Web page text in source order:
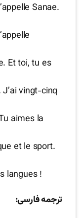
Sanae.
Et toi, tu es
vingt-cinq
aimes la
et le sport.
langues !
ترجمه فارسی: